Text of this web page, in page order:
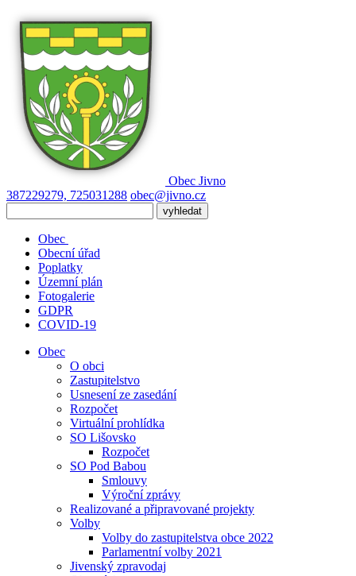
Obec Jivno
387229279, 725031288 obec@jivno.cz
Obec
Obecní úřad
Poplatky
Územní plán
Fotogalerie
GDPR
COVID-19
Obec
O obci
Zastupitelstvo
Usnesení ze zasedání
Rozpočet
Virtuální prohlídka
SO Lišovsko
Rozpočet
SO Pod Babou
Smlouvy
Výroční zprávy
Realizované a připravované projekty
Volby
Volby do zastupitelstva obce 2022
Parlamentní volby 2021
Jivenský zpravodaj